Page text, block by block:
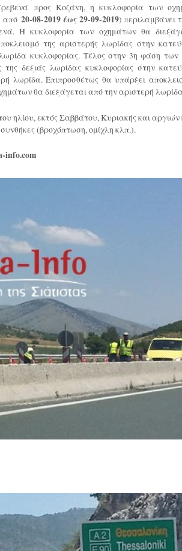
προς Κοζάνη, η κυκλοφορία των
από 20-08-2019 έως 29-09-2019) περιλαμβάνει
Η κυκλοφορία των οχημάτων θα
της αριστερής λωρίδας στην
κυκλοφορίας. Τέλος στην 3η φάση των
της δεξιάς λωρίδας κυκλοφορίας στην
λωρίδα. Επιπροσθέτως θα υπάρξει
θα διεξάγεται από την αριστερή
ηλίου, εκτός Σαββάτου, Κυριακής και
(βροχόπτωση, ομίχλη κλπ.).
info.com